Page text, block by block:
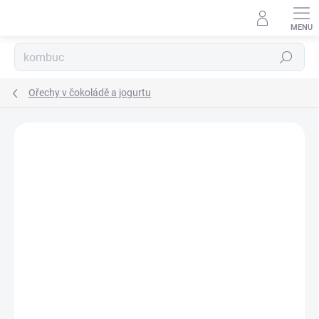
Hledat
Ořechy v čokoládě a jogurtu